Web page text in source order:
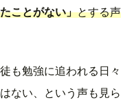
ことがない」とする声
も勉強に追われる日々
ない、という声も見ら